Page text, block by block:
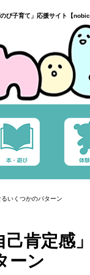
のび子育て」応援サイト【
いくつかのパターン
肯定感
ーン